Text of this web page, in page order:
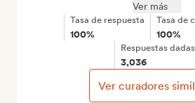
Ver más
Tasa de respuesta
100%
Tasa de
100%
Respuestas dadas
3,036
Ver curadores